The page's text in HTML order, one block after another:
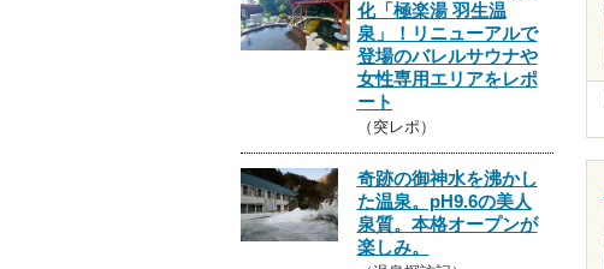
化「極楽湯 羽生温
泉」！リニューアルで
登場のバレルサウナや
女性専用エリアをレポ
ート
（突レポ）
奇跡の御神水を沸かし
た温泉。pH9.6の美人
泉質。本格オープンが
楽しみ。